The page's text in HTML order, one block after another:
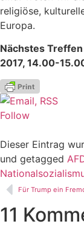
religiöse,
Europa.
Nächstes Treffen
2017, 14.00-
Follow
Dieser Eintrag
und getagged
11